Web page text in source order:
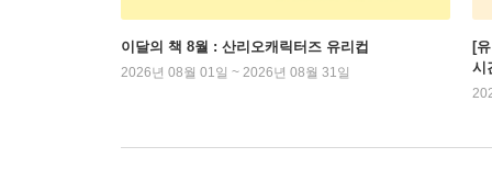
이달의 책 8월 : 산리오캐릭터즈 유리컵
2026년 08월 01일 ~ 2026년 08월 31일
[
시